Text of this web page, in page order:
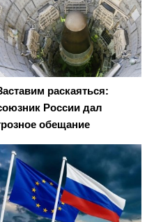
раскаяться:
России дал
обещание